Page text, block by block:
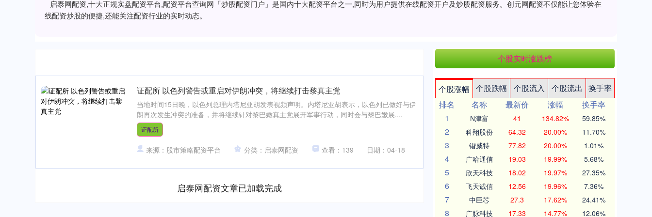
启泰网配资,十大正规实盘配资平台,配资平台查询网「炒股配资门户」是国内十大配资平台之一,同时为用户提供在线配资开户及炒股配资服务。创元网配资不仅能让您体验在
线配资炒股的便捷,还能关注配资行业的实时动态。
证配所 以色列警告或重启对伊朗冲突，将继续打击黎真主党
当地时间15日晚，以色列总理内塔尼亚胡发表视频声明。内塔尼亚胡表示，以色列已做好与伊
朗再次发生冲突的准备，并将继续针对黎巴嫩真主党展开军事行动，同时会与黎巴嫩展....
证配所
来源：股市策略配资平台 分类：启泰网配资 查看：139 日期：04-18
启泰网配资文章已加载完成
个股实时涨跌榜
个股涨幅 个股跌幅 个股流入 个股流出
换手率
排名
名称 最新价 涨幅
换手率
1
N津富 41 134.82% 59.85%
2 科翔股份 64.32 20.00% 11.70%
3 锴威特 77.82 20.00% 1.01%
4 广哈通信 19.03 19.99% 5.68%
5 欣天科技 18.02 19.97% 27.35%
6 飞天诚信 12.56 19.96% 7.36%
7 中巨芯 27.3 17.62% 24.41%
8 广脉科技 17.33 14.77% 12.06%